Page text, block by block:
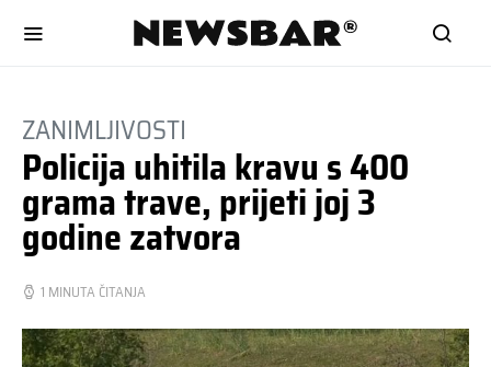
ZANIMLJIVOSTI
Policija uhitila kravu s 400
grama trave, prijeti joj 3
godine zatvora
1 MINUTA ČITANJA